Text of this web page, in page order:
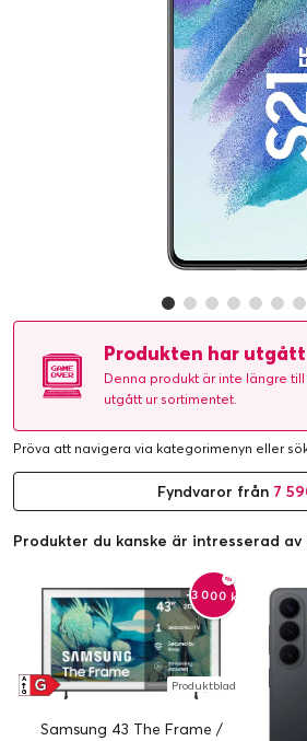
Produkten har utgått
Denna produkt är inte längre
utgått ur sortimentet.
Pröva att navigera via kategorimenyn eller
Fyndvaror från 7
Produkter du kanske är intresserad
-3 000 kr
Samsung 43 The Frame /
G
A
↑
G Produktblad